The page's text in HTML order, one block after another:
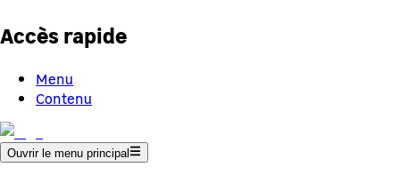
Accès rapide
Menu
Contenu
Ouvrir le menu principal